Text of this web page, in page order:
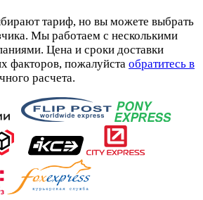
тариф, но вы можете выбрать
Мы работаем с несколькими
Цена и сроки доставки
факторов, пожалуйста обратитесь в
расчета.